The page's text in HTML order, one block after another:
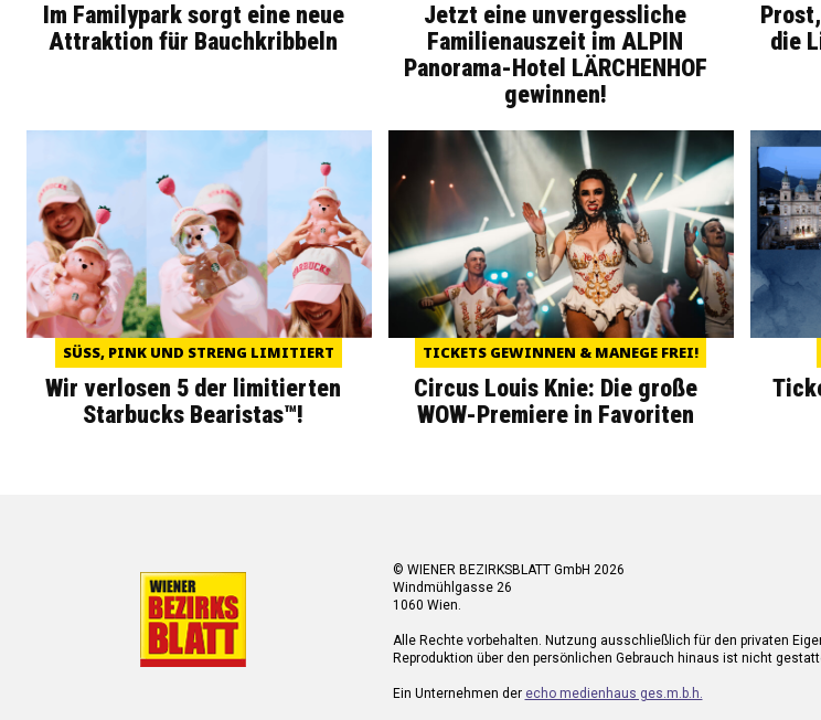
Im Familypark sorgt eine neue
Attraktion für Bauchkribbeln
Jetzt eine unvergessliche
Familienauszeit im ALPIN
Panorama-Hotel LÄRCHENHOF
gewinnen!
die
SÜSS, PINK UND STRENG LIMITIERT
Wir verlosen 5 der limitierten
Starbucks Bearistas™!
TICKETS GEWINNEN & MANEGE FREI!
Circus Louis Knie: Die große
WOW-Premiere in Favoriten
© WIENER BEZIRKSBLATT GmbH 2026
Windmühlgasse 26
1060 Wien.
Alle Rechte vorbehalten. Nutzung ausschließlich für den privaten
Reproduktion über den persönlichen Gebrauch hinaus ist nicht
Ein Unternehmen der echo medienhaus ges.m.b.h.